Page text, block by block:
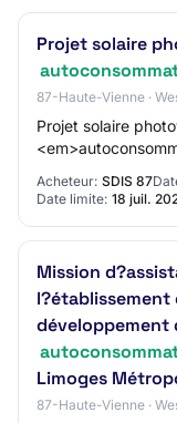
Projet solaire
87-Haute-Vienne ·
Projet solaire
Acheteur: SDIS 87
Date limite: 18 juil.
Mission
l?établissement
développement
Limoges
87-Haute-Vienne ·